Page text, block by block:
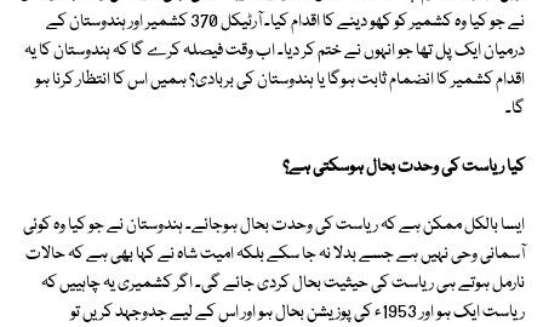
نے جو کیا وہ کشمیر کو کھو دینے کا اقدام کیا۔ آرٹیکل 370 کشمیر اور ہندوستان کے
درمیان ایک پل تھا جو انہوں نے ختم کر دیا۔ اب وقت فیصلہ کرے گا کہ ہندوستان کا یہ
اقدام کشمیر کا انضمام ثابت ہوگا یا ہندوستان کی بربادی؟ ہمیں اس کا انتظار کرنا ہو
گا۔
کیا ریاست کی وحدت بحال ہوسکتی ہے؟
ایسا بالکل ممکن ہے کہ ریاست کی وحدت بحال ہوجائے۔ ہندوستان نے جو کیا وہ کوئی
آسمانی وحی نہیں ہے جسے بدلا نہ جا سکے بلکہ امیت شاہ نے کہا بھی ہے کہ حالات
نارمل ہوتے ہی ریاست کی حیثیت بحال کردی جائے گی۔ اگر کشمیری یہ چاہییں کہ
ریاست ایک ہو اور 1953ء کی پوزیشن بحال ہو اور اس کے لیے جدوجہد کریں تو